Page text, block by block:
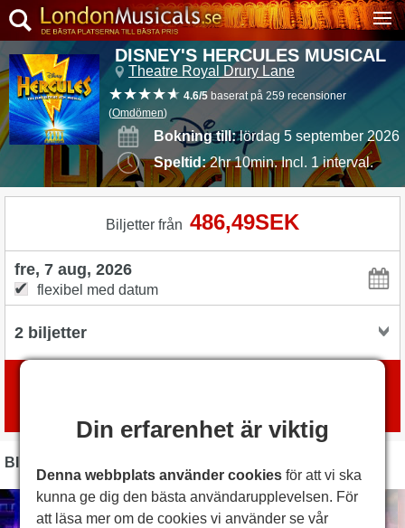
DISNEY'S HERCULES MUSICAL
Theatre Royal Drury Lane
4.6/5 baserat på 259 recensioner
(Omdömen)
Bokning till:lördag 5 september 2026
Speltid:2hr 10min. Incl. 1 interval.
Biljetter från 486,49SEK
flexibel med datum
BILDER
Din erfarenhet är viktig
Denna webbplats använder cookies för att vi ska
kunna ge dig den bästa användarupplevelsen. För
att läsa mer om de cookies vi använder se vår